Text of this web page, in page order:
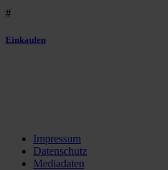
#
Einkaufen
Impressum
Datenschutz
Mediadaten